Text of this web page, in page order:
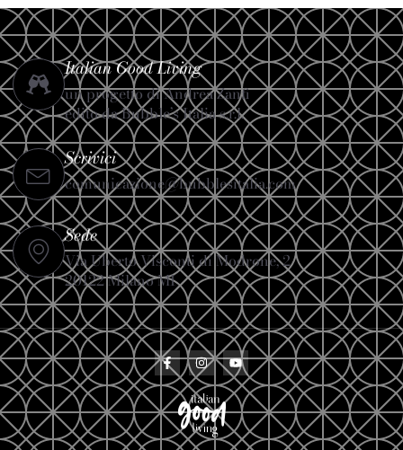
Italian Good Living
un progetto di Andrea Zanfi
edito da Bubble’s Italia s.r.l.
Scrivici
comunicazione@bubblesitalia.com
Sede
Via Uberto Visconti di Modrone, 2
20122 Milano MI